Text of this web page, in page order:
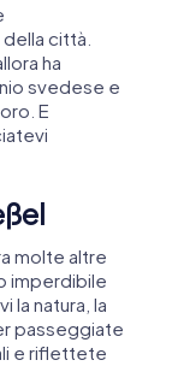
città.
ha
svedese e
E
molte altre
imperdibile
la natura, la
passeggiate
e riflettete